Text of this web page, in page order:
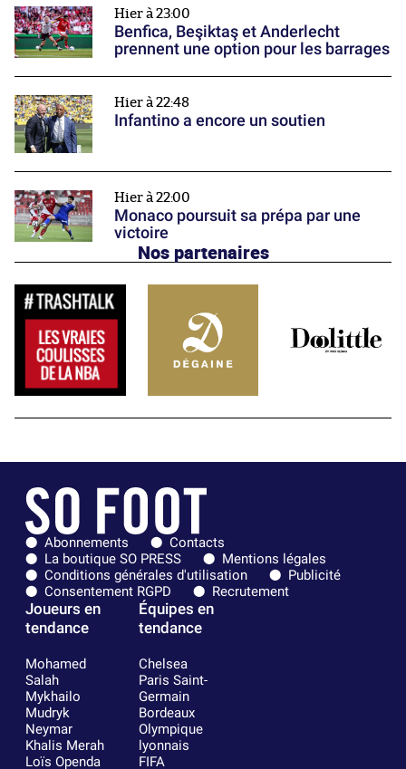
Hier à 23:00
Benfica, Beşiktaş et Anderlecht
prennent une option pour les barrages
Hier à 22:48
Infantino a encore un soutien
Hier à 22:00
Monaco poursuit sa prépa par une
victoire
Nos partenaires
Abonnements
Contacts
La boutique SO PRESS
Mentions légales
Conditions générales d'utilisation
Publicité
Consentement RGPD
Recrutement
Joueurs en
tendance
Mohamed
Salah
Mykhailo
Mudryk
Neymar
Khalis Merah
Loïs Openda
Équipes en
tendance
Chelsea
Paris Saint-
Germain
Bordeaux
Olympique
lyonnais
FIFA